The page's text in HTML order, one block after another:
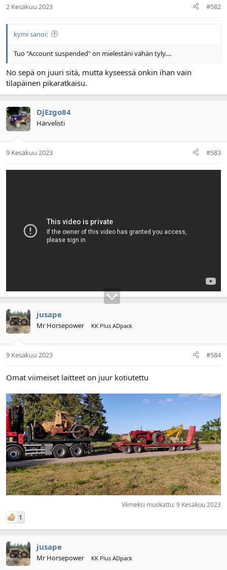
2 Kesäkuu 2023 #582
kymi sanoi:
Tuo "Account suspended" on mielestäni vähän tyly....
No sepä on juuri sitä, mutta kyseessä onkin ihan vain
tilapäinen pikaratkaisu.
DjEzgo84
Härvelisti
9 Kesäkuu 2023 #583
jusape
Mr Horsepower KK Plus ADpack
9 Kesäkuu 2023 #584
Omat viimeiset laitteet on juur kotiutettu
Viimeksi muokattu:9 Kesäkuu 2023
1
jusape
Mr Horsepower KK Plus ADpack